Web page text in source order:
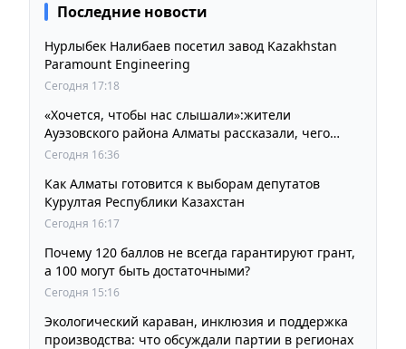
Последние новости
Нурлыбек Налибаев посетил завод Kazakhstan
Paramount Engineering
Сегодня 17:18
«Хочется, чтобы нас слышали»:жители
Ауэзовского района Алматы рассказали, чего
ждут от выборов депутатов Курултая
Сегодня 16:36
Как Алматы готовится к выборам депутатов
Курултая Республики Казахстан
Сегодня 16:17
Почему 120 баллов не всегда гарантируют грант,
а 100 могут быть достаточными?
Сегодня 15:16
Экологический караван, инклюзия и поддержка
производства: что обсуждали партии в регионах